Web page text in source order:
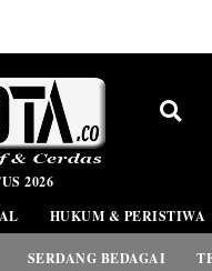
2026
HUKUM & PERISTIWA
SERDANG BEDAGAI